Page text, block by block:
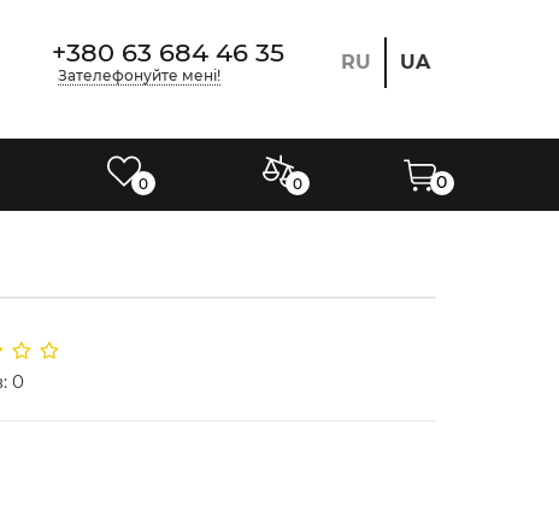
+380 63 684 46 35
Зателефонуйте мені!
RU UA
0 0 0
0